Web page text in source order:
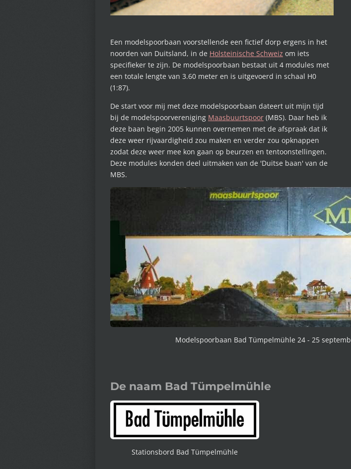
Een modelspoorbaan voorstellende een fictief dorp ergens in het
noorden van Duitsland, in de Holsteinische Schweiz om iets
specifieker te zijn. De modelspoorbaan bestaat uit 4 modules met
een totale lengte van 3.60 meter en is uitgevoerd in schaal H0
(1:87).
De start voor mij met deze modelspoorbaan dateert uit mijn tijd
bij de modelspoorvereniging Maasbuurtspoor (MBS). Daar heb ik
deze baan begin 2005 kunnen overnemen met de afspraak dat ik
deze weer rijvaardigheid zou maken en verder zou opknappen
zodat deze weer mee kon gaan op beurzen en tentoonstellingen.
Deze modules konden deel uitmaken van de 'Duitse baan' van de
MBS.
Modelspoorbaan Bad Tümpelmühle 24 - 25
De naam Bad Tümpelmühle
Stationsbord Bad Tümpelmühle